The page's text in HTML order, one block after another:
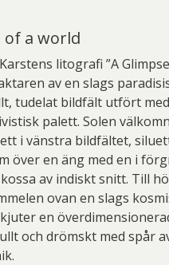
of a world
litografi ”A
av en slags
tudelat bildfält utfört
palett. Solen
i vänstra bildfältet,
över en äng med en i
av indiskt snitt. Till
ovan en slags
en
och drömskt med spår